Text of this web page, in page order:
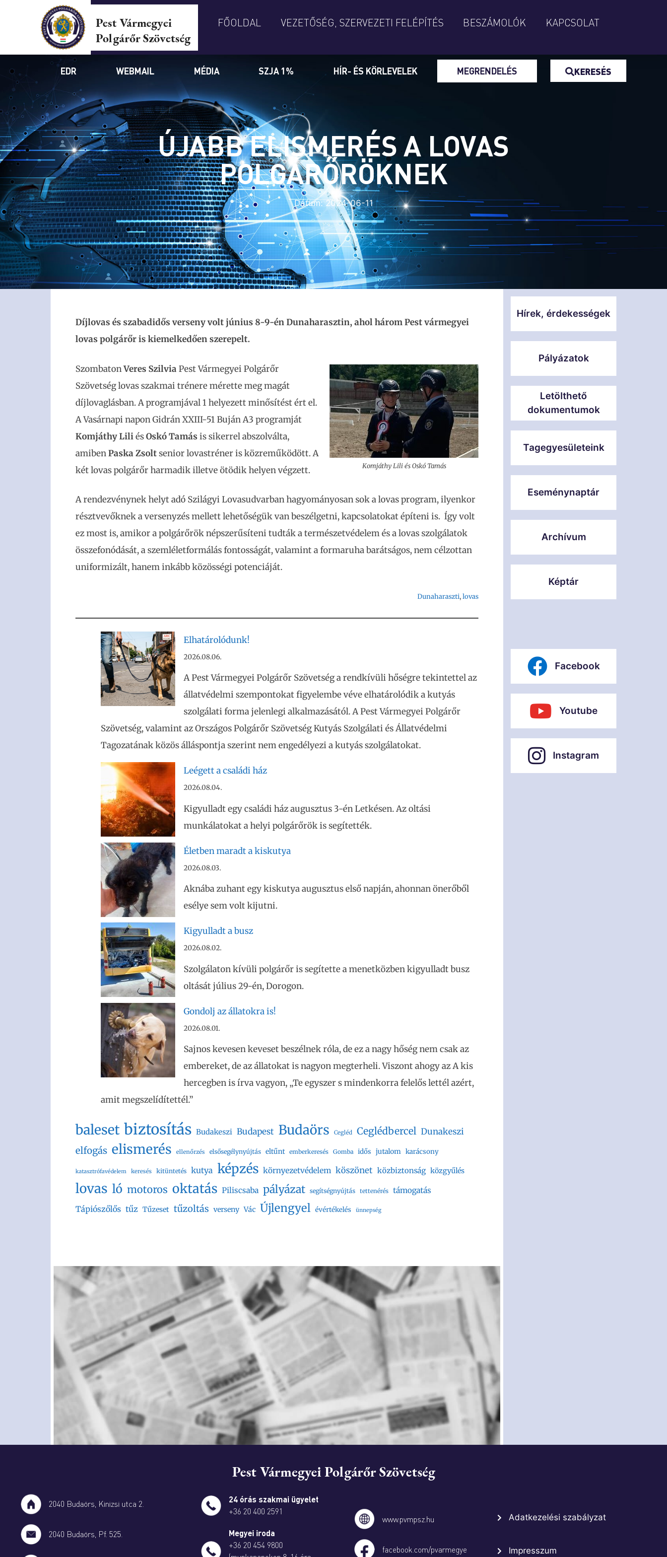
Pest Vármegyei
Polgárőr Szövetség
FŐOLDAL VEZETŐSÉG, SZERVEZETI FELÉPÍTÉS BESZÁMOLÓK KAPCSOLAT
EDR WEBMAIL MÉDIA SZJA 1% HÍR- ÉS KÖRLEVELEK MEGRENDELÉS KERESÉS
ÚJABB ELISMERÉS A LOVAS
POLGÁRŐRÖKNEK
Dátum:2024-06-11
Díjlovas és szabadidős verseny volt június 8-9-én Dunaharasztin, ahol három Pest vármegyei
lovas polgárőr is kiemelkedően szerepelt.
Komjáthy Lili és Oskó Tamás
SzombatonVeres SzilviaPest Vármegyei Polgárőr
Szövetség lovas szakmai trénere mérette meg magát
díjlovaglásban. A programjával 1 helyezett minősítést ért el.
A Vasárnapi napon Gidrán XXIII-51 Buján A3 programját
Komjáthy LiliésOskó Tamás is sikerrel abszolválta,
amibenPaska Zsoltsenior lovastréner is közreműködött. A
két lovas polgárőr harmadik illetve ötödik helyen végzett.
A rendezvénynek helyt adó Szilágyi Lovasudvarban hagyományosan sok a lovas program, ilyenkor
résztvevőknek a versenyzés mellett lehetőségük van beszélgetni, kapcsolatokat építeni is. Így volt
ez most is, amikor a polgárőrök népszerűsíteni tudták a természetvédelem és a lovas szolgálatok
összefonódását, a szemléletformálás fontosságát, valamint a formaruha barátságos, nem célzottan
uniformizált, hanem inkább közösségi potenciáját.
Dunaharaszti, lovas
Elhatárolódunk!
2026.08.06.
A Pest Vármegyei Polgárőr Szövetség a rendkívüli hőségre tekintettel az
állatvédelmi szempontokat figyelembe véve elhatárolódik a kutyás
szolgálati forma jelenlegi alkalmazásától. A Pest Vármegyei Polgárőr
Szövetség, valamint az Országos Polgárőr Szövetség Kutyás Szolgálati és Állatvédelmi
Tagozatának közös álláspontja szerint nem engedélyezi a kutyás szolgálatokat.
Leégett a családi ház
2026.08.04.
Kigyulladt egy családi ház augusztus 3-én Letkésen. Az oltási
munkálatokat a helyi polgárőrök is segítették.
Életben maradt a kiskutya
2026.08.03.
Aknába zuhant egy kiskutya augusztus első napján, ahonnan önerőből
esélye sem volt kijutni.
Kigyulladt a busz
2026.08.02.
Szolgálaton kívüli polgárőr is segítette a menetközben kigyulladt busz
oltását július 29-én, Dorogon.
Gondolj az állatokra is!
2026.08.01.
Sajnos kevesen keveset beszélnek róla, de ez a nagy hőség nem csak az
embereket, de az állatokat is nagyon megterheli. Viszont ahogy az A kis
hercegben is írva vagyon, „Te egyszer s mindenkorra felelős lettél azért,
amit megszelídítettél.”
baleset biztosítás Budakeszi Budapest Budaörs Cegléd Ceglédbercel Dunakeszi
elfogás elismerés ellenőrzés elsősegélynyújtás eltűnt emberkeresés Gomba idős jutalom karácsony
katasztrófavédelem keresés kitüntetés kutya képzés környezetvédelem köszönet közbiztonság közgyűlés
lovas ló motoros oktatás Piliscsaba pályázat segítségnyújtás tettenérés támogatás
Tápiószőlős tűz Tűzeset tűzoltás verseny Vác Újlengyel évértékelés ünnepség
Hírek, érdekességek
Pályázatok
Letölthető
dokumentumok
Tagegyesületeink
Eseménynaptár
Archívum
Képtár
Facebook
Youtube
Instagram
Pest Vármegyei Polgárőr Szövetség
2040 Budaörs, Kinizsi utca 2.
2040 Budaörs, Pf. 525.
24 órás szakmai ügyelet
+36 20 400 2591
Megyei iroda
+36 20 454 9800
www.pvmpsz.hu
facebook.com/pvarmegye
Adatkezelési szabályzat
Impresszum